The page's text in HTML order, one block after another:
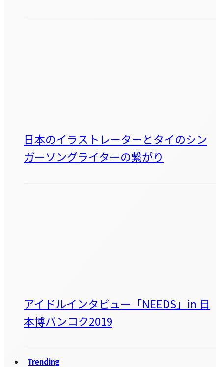
日本のイラストレーターとタイのシン
ガーソングライターの繋がり
アイドルインタビュー「NEEDS」in 日
本博バンコク2019
Trending